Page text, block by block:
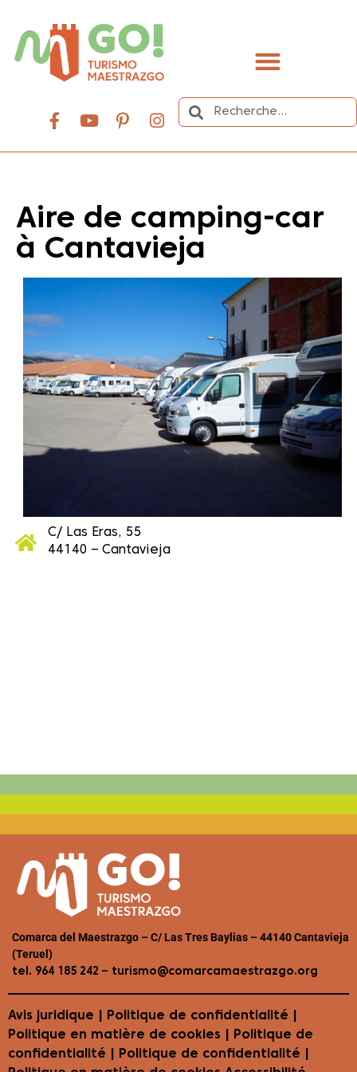
Aire de camping-car
à Cantavieja
C/ Las Eras, 55
44140 – Cantavieja
Comarca del Maestrazgo – C/ Las Tres Baylias – 44140 Cantavieja
(Teruel)
tel. 964 185 242 – turismo@comarcamaestrazgo.org
Avis juridique Politique de confidentialité
Politique en matière de cookies | Politique de
confidentialité | Politique de confidentialité |